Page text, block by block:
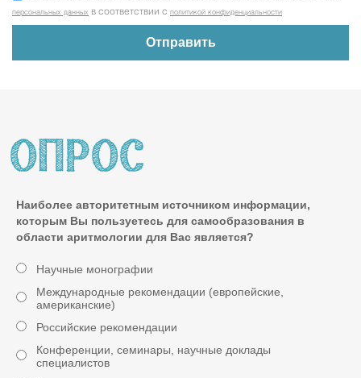
персональных данных в соответствии с политикой конфиденциальности
Наиболее авторитетным источником информации,
которым Вы пользуетесь для самообразования в
области аритмологии для Вас является?
Научные монографии
Международные рекомендации (европейские,
американские)
Российские рекомендации
Конференции, семинары, научные доклады
специалистов